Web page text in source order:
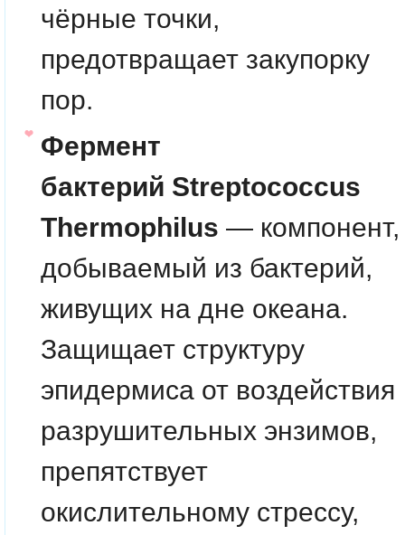
чёрные точки,
предотвращает закупорку
пор.
Фермент
бактерий Streptococcus
Thermophilus — компонент,
добываемый из бактерий,
живущих на дне океана.
Защищает структуру
эпидермиса от воздействия
разрушительных энзимов,
препятствует
окислительному стрессу,